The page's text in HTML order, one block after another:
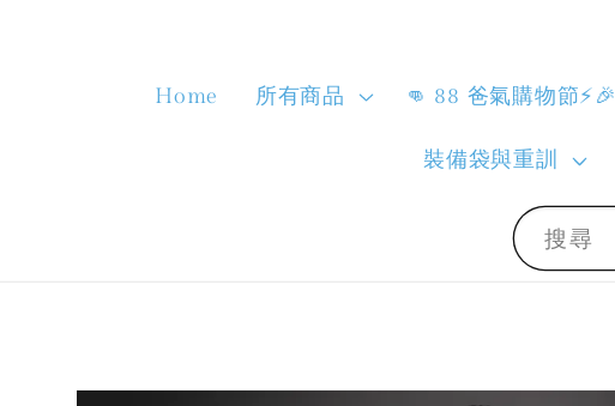
搜尋
Home 所有商品 👊 88 爸氣購物節⚡🎉
裝備袋與重訓